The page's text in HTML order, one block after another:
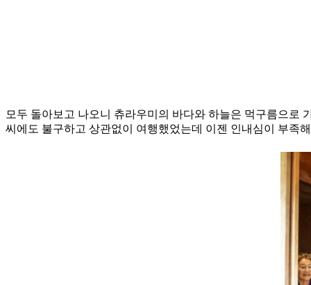
모두 돌아보고 나오니 츄라우미의 바다와 하늘은 먹구름으로
씨에도 불구하고 상관없이 여행했었는데 이젠 인내심이 부족